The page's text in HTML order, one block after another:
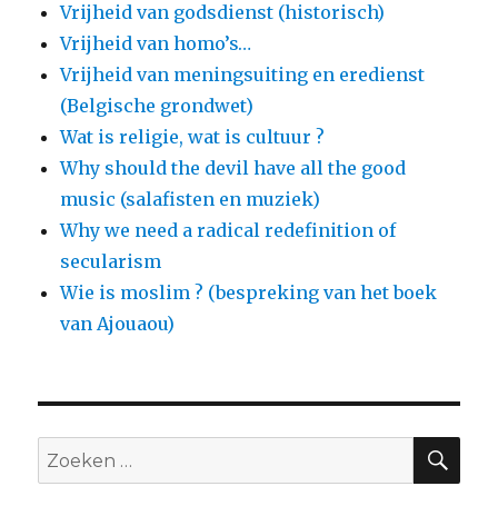
Vrijheid van godsdienst (historisch)
Vrijheid van homo’s…
Vrijheid van meningsuiting en eredienst
(Belgische grondwet)
Wat is religie, wat is cultuur ?
Why should the devil have all the good
music (salafisten en muziek)
Why we need a radical redefinition of
secularism
Wie is moslim ? (bespreking van het boek
van Ajouaou)
Zoeken
naar: